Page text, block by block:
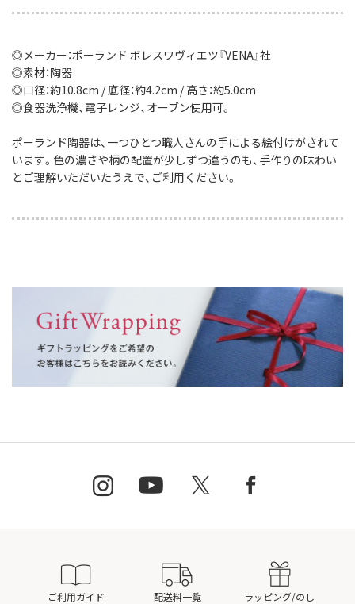
◎メーカー：ポーランド ボレスワヴィエツ『VENA』社
◎素材：陶器
◎口径：約10.8cm / 底径：約4.2cm / 高さ：約5.0cm
◎食器洗浄機、電子レンジ、オーブン使用可。
ポーランド陶器は、一つひとつ職人さんの手による絵付けがされて
います。色の濃さや柄の配置が少しずつ違うのも、手作りの味わい
とご理解いただいたうえで、ご利用ください。
ご利用ガイド 配送料一覧 ラッピング/のし